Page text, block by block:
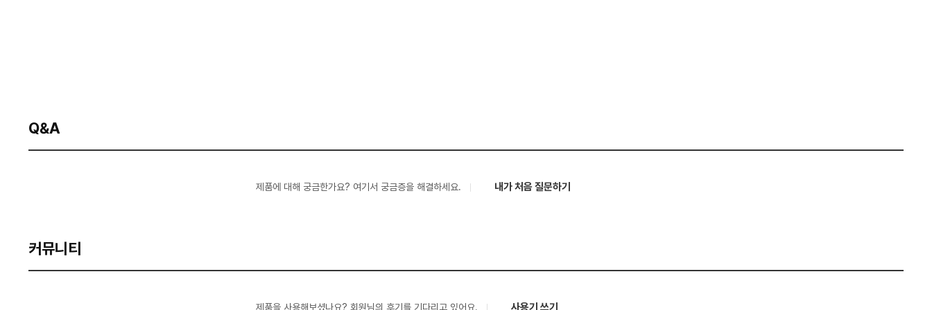
Q&A
제품에 대해 궁금한가요? 여기서 궁금증을 해결하세요. 내가 처음 질문하기
커뮤니티
제품을 사용해보셨나요? 회원님의 후기를 기다리고 있어요. 사용기 쓰기